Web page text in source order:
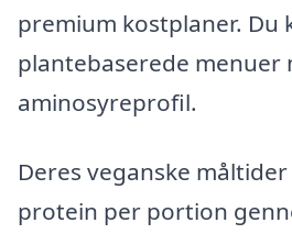
premium kostplaner. Du
plantebaserede menuer
aminosyreprofil.
Deres veganske
protein per portion